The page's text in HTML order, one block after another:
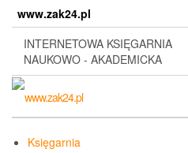
content
www.zak24.pl
INTERNETOWA KSIĘGARNIA
NAUKOWO - AKADEMICKA
Księgarnia